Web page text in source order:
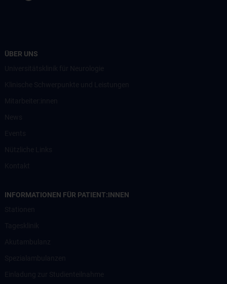
ÜBER UNS
INFORMATIONEN FÜR PATIENT:INNEN